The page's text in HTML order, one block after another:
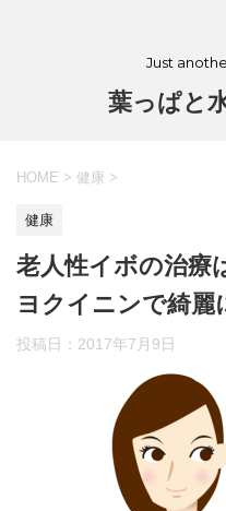
Just
葉っぱと
HOME > 健康 >
健康
老人性イボの治療
ヨクイニンで綺麗
投稿日： 2017年7月9日